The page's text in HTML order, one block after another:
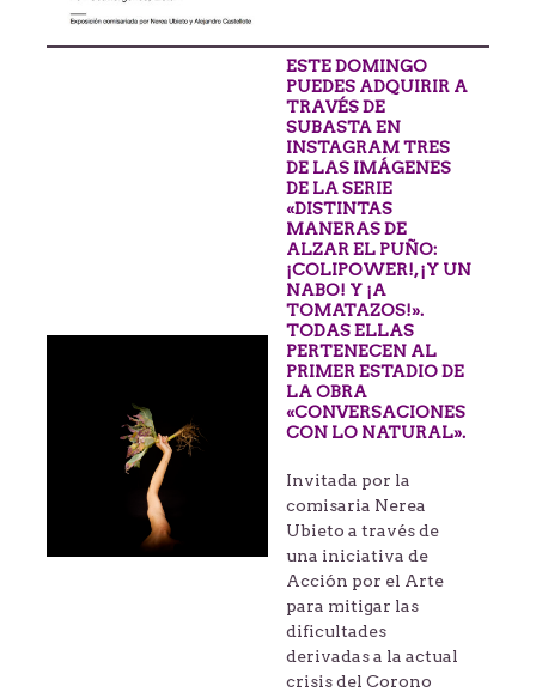
ESTE DOMINGO
PUEDES ADQUIRIR A
TRAVÉS DE
SUBASTA EN
INSTAGRAM TRES
DE LAS IMÁGENES
DE LA SERIE
«DISTINTAS
MANERAS DE
ALZAR EL PUÑO:
¡COLIPOWER!, ¡Y UN
NABO! Y ¡A
TOMATAZOS!».
TODAS ELLAS
PERTENECEN AL
PRIMER ESTADIO DE
LA OBRA
«CONVERSACIONES
CON LO NATURAL».
Invitada por la
comisaria Nerea
Ubieto a través de
una iniciativa de
Acción por el Arte
para mitigar las
dificultades
derivadas a la actual
crisis del Corono